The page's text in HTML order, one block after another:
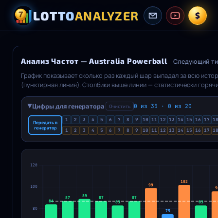
LOTTOANALYZER $
Анализ Частот — Australia Powerball Следующий
График показывает сколько раз каждый шар выпадал за всю
(пунктирная линия). Столбики выше линии — статистически
панель показывает распределение шаров по категориям:
Наведите на столбик для детальной статистики. Если у лотереи
отображается ниже.
▶ Цифры для генератора Очистить 0 из 35 · 0 из 20
Передать в
генератор
1 2 3 4 5 6 7 8 9 10 11 12 13 14 15 16 17 18
1
2 3 4 5 6 7 8 9 10 11 12 13 14 15 16 17 18